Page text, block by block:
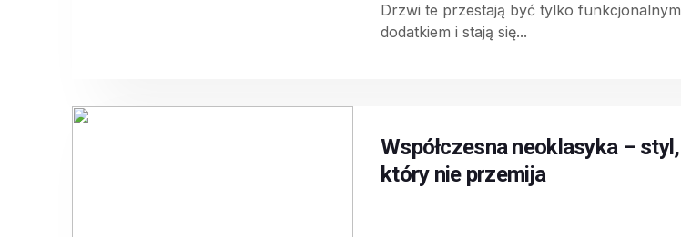
Drzwi te przestają być tylko funkcjonalnym
dodatkiem i stają się...
Współczesna neoklasyka – styl,
który nie przemija